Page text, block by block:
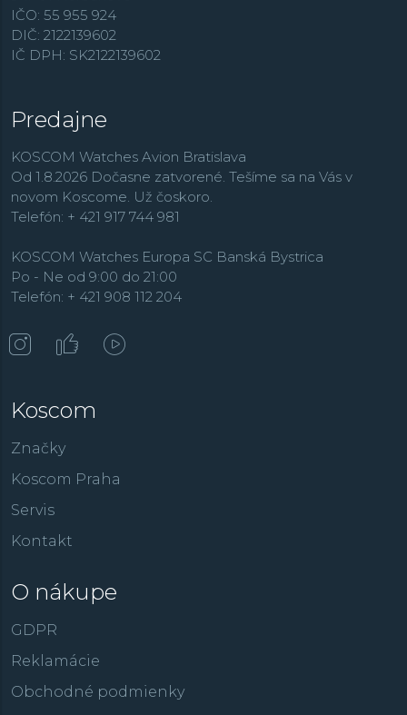
IČO: 55 955 924
DIČ: 2122139602
IČ DPH: SK2122139602
Predajne
KOSCOM Watches Avion Bratislava
Od 1.8.2026 Dočasne zatvorené. Tešíme sa na Vás v
novom Koscome. Už čoskoro.
Telefón: + 421 917 744 981
KOSCOM Watches Europa SC Banská Bystrica
Po - Ne od 9:00 do 21:00
Telefón: + 421 908 112 204
Koscom
Značky
Koscom Praha
Servis
Kontakt
O nákupe
GDPR
Reklamácie
Obchodné podmienky